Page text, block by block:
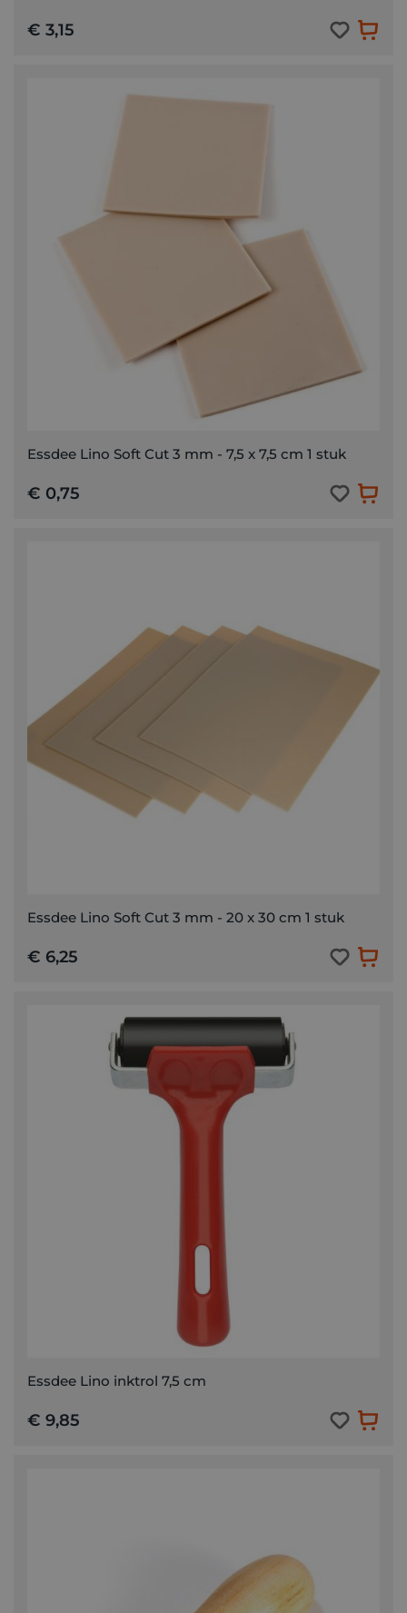
€ 3,15
Essdee Lino Soft Cut 3 mm - 7,5 x 7,5 cm 1 stuk
€ 0,75
Essdee Lino Soft Cut 3 mm - 20 x 30 cm 1 stuk
€ 6,25
Essdee Lino inktrol 7,5 cm
€ 9,85